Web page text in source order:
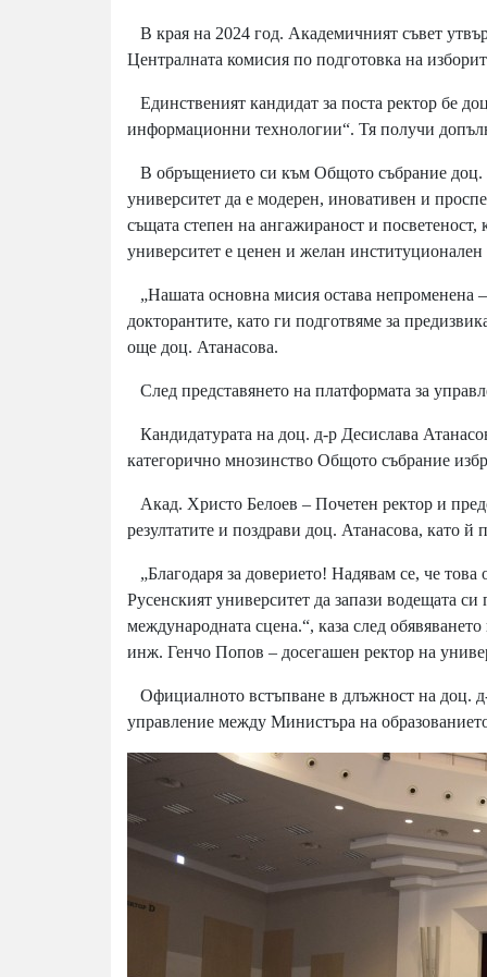
В края на 2024 год. Академичният съвет
Централната комисия по подготовка на
Единственият кандидат за поста ректор бе
информационни технологии“. Тя получи
В обръщението си към Общото събрание доц.
университет да е модерен, иновативен и
същата степен на ангажираност и
университет е ценен и желан институционален
„Нашата основна мисия остава непроменена
докторантите, като ги подготвяме за
още доц. Атанасова.
След представянето на платформата за
Кандидатурата на доц. д-р Десислава
категорично мнозинство Общото събрание
Акад. Христо Белоев – Почетен ректор и
резултатите и поздрави доц. Атанасова, като й
„Благодаря за доверието! Надявам се, че това
Русенският университет да запази водещата
международната сцена.“, каза след
инж. Генчо Попов – досегашен ректор на
Официалното встъпване в длъжност на доц.
управление между Министъра на